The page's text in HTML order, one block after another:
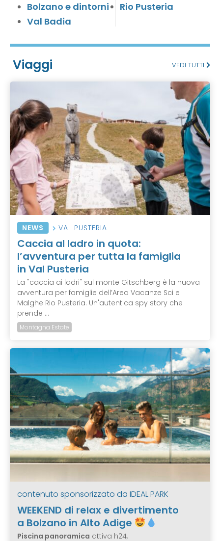
Bolzano e dintorni
Val Badia
Rio Pusteria
Viaggi VEDI TUTTI
NEWS VAL PUSTERIA
Caccia al ladro in quota:
l’avventura per tutta la famiglia
in Val Pusteria
La "caccia ai ladri" sul monte Gitschberg è la nuova
avventura per famiglie dell’Area Vacanze Sci e
Malghe Rio Pusteria. Un'autentica spy story che
prende ...
Montagna Estate
contenuto sponsorizzato da IDEAL PARK
WEEKEND di relax e divertimento
a Bolzano in Alto Adige
Piscina panoramica attiva h24,